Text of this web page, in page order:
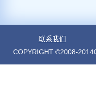
联系我们
COPYRIGHT ©2008-